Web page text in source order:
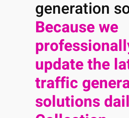
generation
Because we
update the
traffic
solutions